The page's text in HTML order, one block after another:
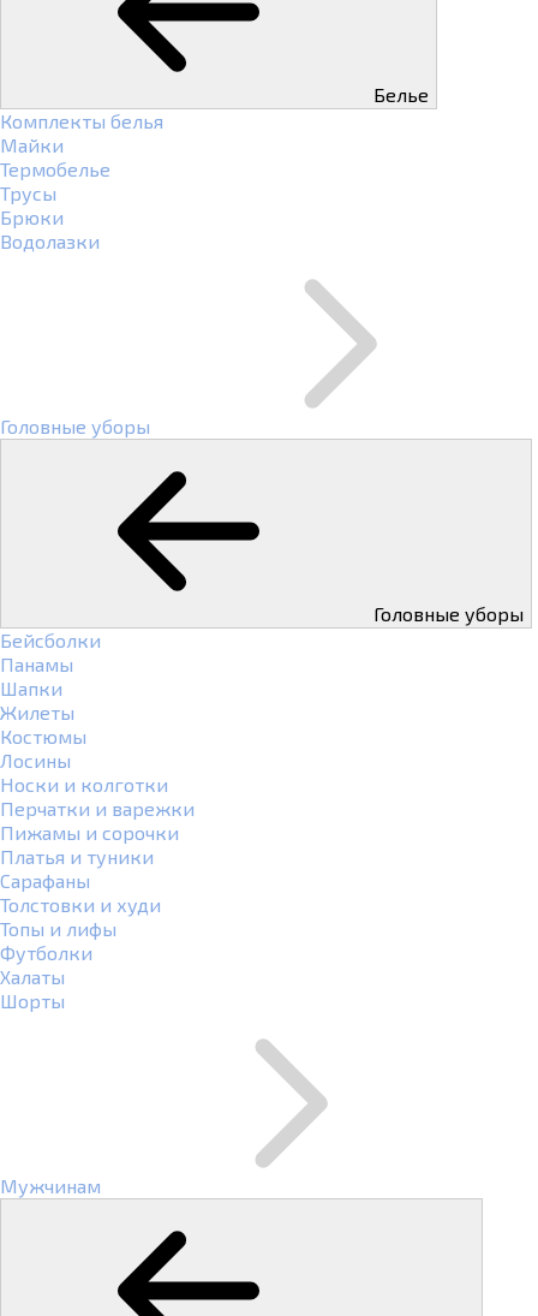
Белье
Комплекты белья
Майки
Термобелье
Трусы
Брюки
Водолазки
Головные уборы
Головные уборы
Бейсболки
Панамы
Шапки
Жилеты
Костюмы
Лосины
Носки и колготки
Перчатки и варежки
Пижамы и сорочки
Платья и туники
Сарафаны
Толстовки и худи
Топы и лифы
Футболки
Халаты
Шорты
Мужчинам